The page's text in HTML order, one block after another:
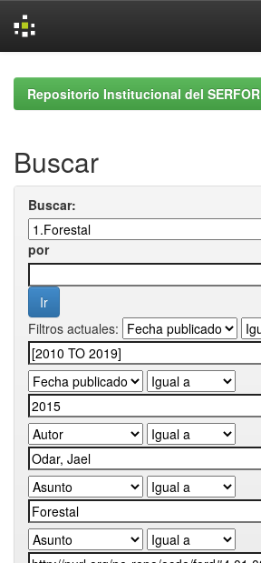
navigationRepositorio Institucional del SERFOR
Buscar
Buscar:
por
Filtros actuales: